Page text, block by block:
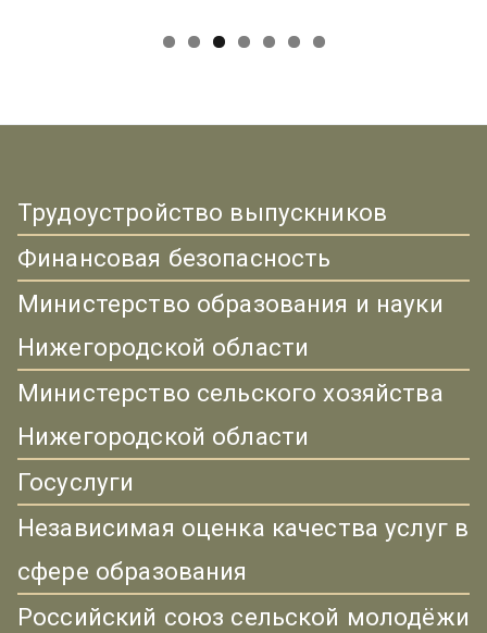
Трудоустройство выпускников
Финансовая безопасность
Министерство образования и науки
Нижегородской области
Министерство сельского хозяйства
Нижегородской области
Госуслуги
Независимая оценка качества услуг в
сфере образования
Российский союз сельской молодёжи